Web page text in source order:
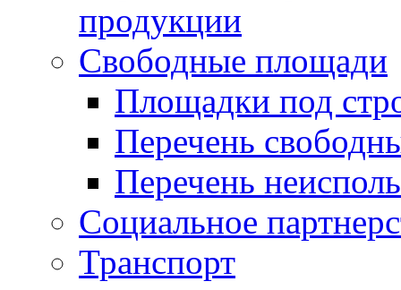
продукции
Свободные площади
Площадки под
Перечень
Перечень
Социальное
Транспорт